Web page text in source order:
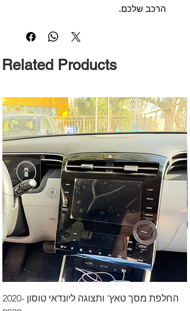
הרכב שלכם.
Related Products
החלפת מסך טאץ' ותצוגה ליונדאי טוסון 2020-